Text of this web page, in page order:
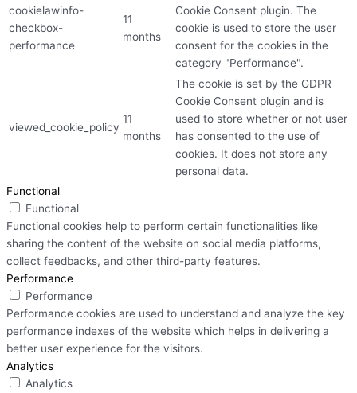
cookielawinfo-
checkbox-
performance
11
months
Cookie Consent plugin. The
cookie is used to store the user
consent for the cookies in the
category "Performance".
viewed_cookie_policy
11
months
The cookie is set by the GDPR
Cookie Consent plugin and is
used to store whether or not user
has consented to the use of
cookies. It does not store any
personal data.
Functional
Functional
Functional cookies help to perform certain functionalities like
sharing the content of the website on social media platforms,
collect feedbacks, and other third-party features.
Performance
Performance
Performance cookies are used to understand and analyze the key
performance indexes of the website which helps in delivering a
better user experience for the visitors.
Analytics
Analytics